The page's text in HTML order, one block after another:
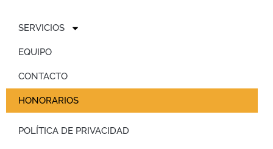
SERVICIOS
EQUIPO
CONTACTO
HONORARIOS
POLÍTICA DE PRIVACIDAD